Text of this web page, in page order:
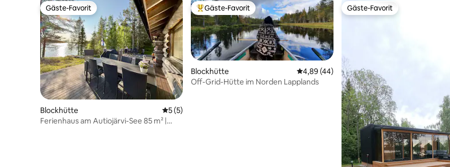
Gäste-Favorit
Gäste-Favorit
Blockhütte Durchschnittliche Bewertung: 5 von 5, 5 Bewertungen
5 (5)
Ferienhaus am Autiojärvi-See 85 m² |
Beliebter Gäste-Favorit.
Gäste-Favorit
Blockhütte Durchschnittliche Bewertung: 4,89 von 5,
4,89 (44)
Off-Grid-Hütte im Norden Lapplands
Gäste-Favorit
Gäste-Favorit